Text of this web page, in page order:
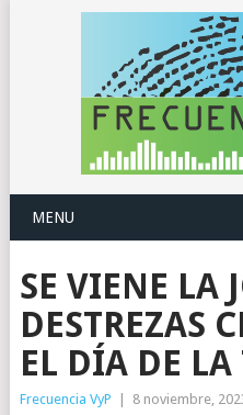
MENU
SE VIENE LA
DESTREZAS
EL DÍA DE
Frecuencia VyP 8 noviembre,